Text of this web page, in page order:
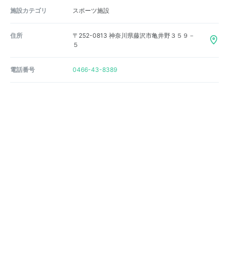
施設カテゴリ スポーツ施設
住所
〒252-0813 神奈川県藤沢市亀井野３５９－
５
電話番号 0466-43-8389